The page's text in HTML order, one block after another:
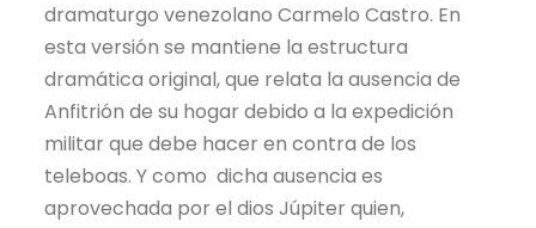
dramaturgo venezolano Carmelo Castro. En
esta versión se mantiene la estructura
dramática original, que relata la ausencia de
Anfitrión de su hogar debido a la expedición
militar que debe hacer en contra de los
teleboas. Y como dicha ausencia es
aprovechada por el dios Júpiter quien,